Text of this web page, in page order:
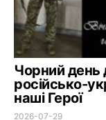
Чорний день
російсько-
наші Герої
2026-07-29